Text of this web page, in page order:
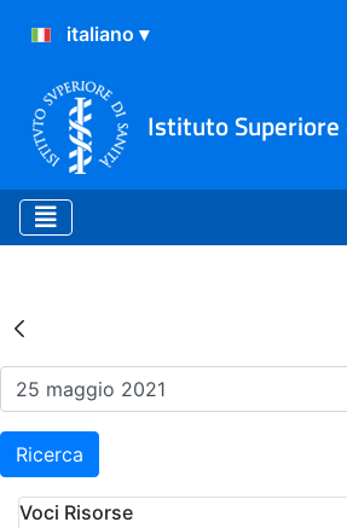
Istituto Superiore
Risultati della
Ricerca
Voci Risorse